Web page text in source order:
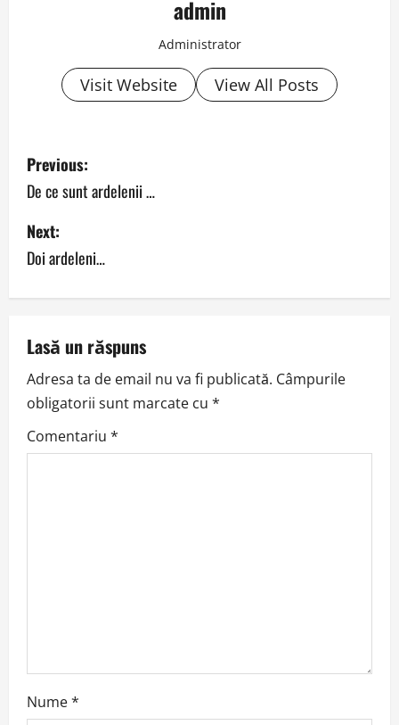
admin
Administrator
Visit Website View All Posts
P
o
s
t
n
a
v
i
g
Previous:
De ce sunt ardelenii …
Next:
Doi ardeleni…
Lasă un răspuns
Adresa ta de email nu va fi publicată. Câmpurile
obligatorii sunt marcate cu *
Comentariu *
Nume*